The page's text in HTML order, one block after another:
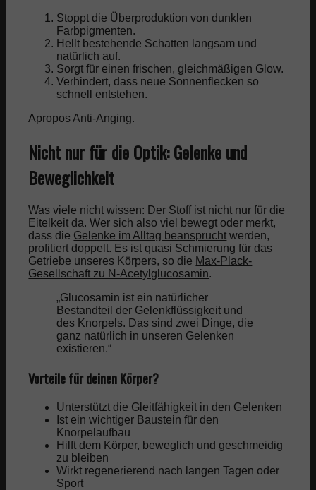
Stoppt die Überproduktion von dunklen
Farbpigmenten.
Hellt bestehende Schatten langsam und
natürlich auf.
Sorgt für einen frischen, gleichmäßigen Glow.
Verhindert, dass neue Sonnenflecken so
schnell entstehen.
Apropos Anti-Anging.
Nicht nur für die Optik: Gelenke und
Beweglichkeit
Was viele nicht wissen: Der Stoff ist nicht nur für die
Eitelkeit da. Wer sich also viel bewegt oder merkt,
dass die Gelenke im Alltag beansprucht werden,
profitiert doppelt. Es ist quasi Schmierung für das
Getriebe unseres Körpers, so die Max-Plack-
Gesellschaft zu N-Acetylglucosamin.
„Glucosamin ist ein natürlicher
Bestandteil der Gelenkflüssigkeit und
des Knorpels. Das sind zwei Dinge, die
ganz natürlich in unseren Gelenken
existieren.“
Vorteile für deinen Körper?
Unterstützt die Gleitfähigkeit in den Gelenken
Ist ein wichtiger Baustein für den
Knorpelaufbau
Hilft dem Körper, beweglich und geschmeidig
zu bleiben
Wirkt regenerierend nach langen Tagen oder
Sport